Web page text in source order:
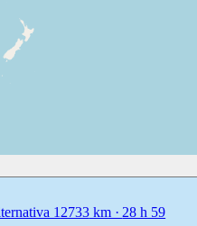
1 2733km · 28 h 59